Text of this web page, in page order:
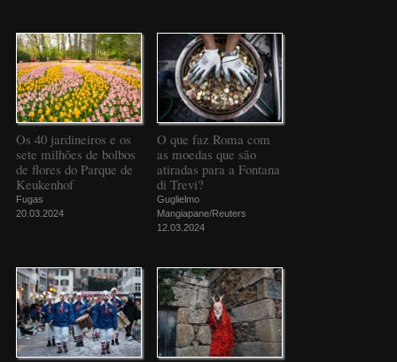
Os 40 jardineiros e os
sete milhões de bolbos
de flores do Parque de
Keukenhof
Fugas
20.03.2024
O que faz Roma com
as moedas que são
atiradas para a Fontana
di Trevi?
Guglielmo
Mangiapane/Reuters
12.03.2024